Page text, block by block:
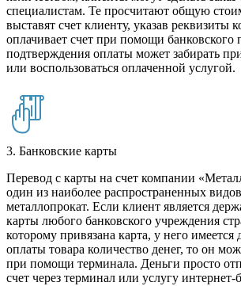
специалистам. Те просчитают общую
выставят счет клиенту, указав реквизиты
оплачивает счет при помощи банковского
подтверждения оплаты может забирать
или воспользоваться оплаченной услугой.
3. Банковские карты
Перевод с карты на счет компании
один из наиболее распространенных
металлопрокат. Если клиент является
карты любого банковского учреждения
которому привязана карта, у него имеется
оплаты товара количество денег, то он
при помощи терминала. Деньги просто
счет через терминал или услугу интернет-